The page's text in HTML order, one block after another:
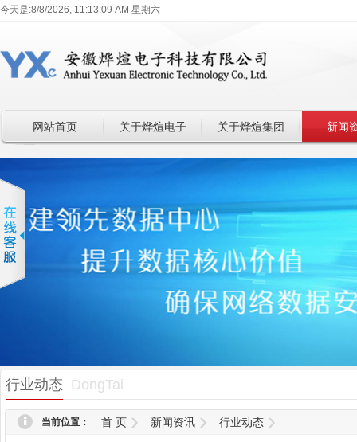
今天是:8/8/2026, 11:13:09 AM 星期六
网站首页 关于烨煊电子 关于烨煊集团 新闻
行业动态 DongTai
当前位置： 首 页 新闻资讯 行业动态